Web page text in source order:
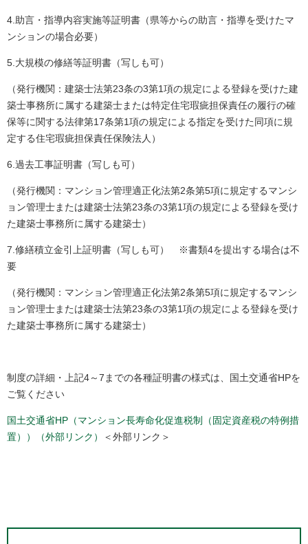
4.助言・指導内容実施等証明書（県等からの助言・指導を受けたマ
ンションの場合必要）
5.大規模の修繕等証明書（写しも可）
（発行機関：建築士法第23条の3第1項の規定による登録を受けた建
築士事務所に属する建築士または特定住宅瑕疵担保責任の履行の確
保等に関する法律第17条第1項の規定による指定を受けた同項に規
定する住宅瑕疵担保責任保険法人）
6.過去工事証明書（写しも可）
（発行機関：マンション管理適正化法第2条第5項に規定するマンシ
ョン管理士または建築士法第23条の3第1項の規定による登録を受け
た建築士事務所に属する建築士）
7.修繕積立金引上証明書（写しも可） ※書類4を提出する場合は不
要
（発行機関：マンション管理適正化法第2条第5項に規定するマンシ
ョン管理士または建築士法第23条の3第1項の規定による登録を受け
た建築士事務所に属する建築士）
制度の詳細・上記4～7までの各種証明書の様式は、国土交通省HPを
ご覧ください
国土交通省HP（マンション長寿命化促進税制（固定資産税の特例措
置））（外部リンク）
＜外部リンク＞